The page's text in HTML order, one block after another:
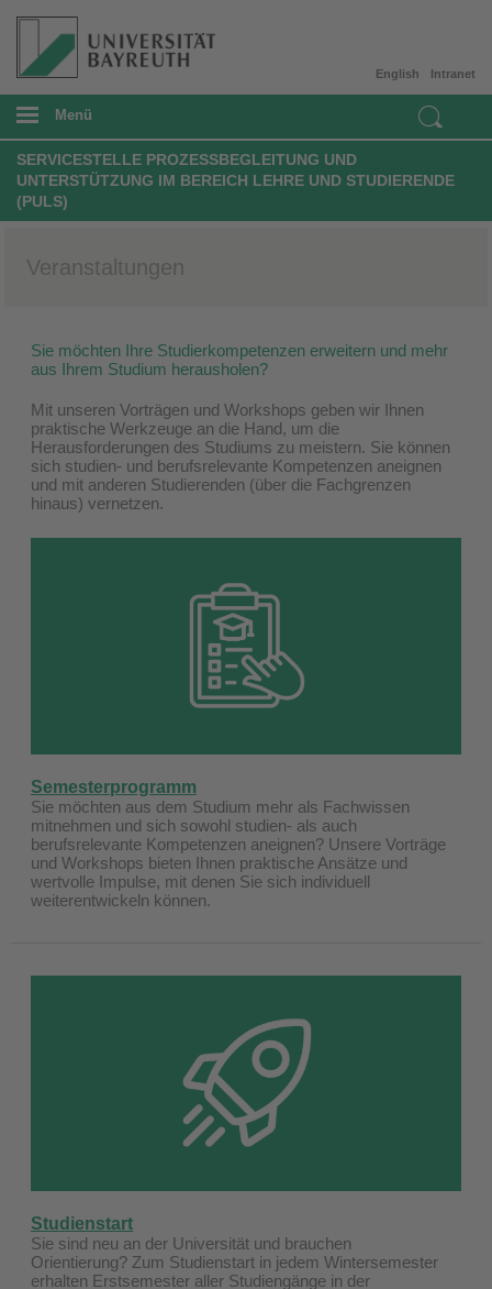
Intranet
English
Menü
SERVICESTELLE PROZESSBEGLEITUNG UND
UNTERSTÜTZUNG IM BEREICH LEHRE UND STUDIERENDE
(PULS)
Veranstaltungen
Sie möchten Ihre Studierkompetenzen erweitern und mehr
aus Ihrem Studium herausholen?
Mit unseren Vorträgen und Workshops geben wir Ihnen
praktische Werkzeuge an die Hand, um die
Herausforderungen des Studiums zu meistern. Sie können
sich studien- und berufsrelevante Kompetenzen aneignen
und mit anderen Studierenden (über die Fachgrenzen
hinaus) vernetzen.
Semesterprogramm
Sie möchten aus dem Studium mehr als Fachwissen
mitnehmen und sich sowohl studien- als auch
berufsrelevante Kompetenzen aneignen? Unsere Vorträge
und Workshops bieten Ihnen praktische Ansätze und
wertvolle Impulse, mit denen Sie sich individuell
weiterentwickeln können.
Studienstart
Sie sind neu an der Universität und brauchen
Orientierung? Zum Studienstart in jedem Wintersemester
erhalten Erstsemester aller Studiengänge in der